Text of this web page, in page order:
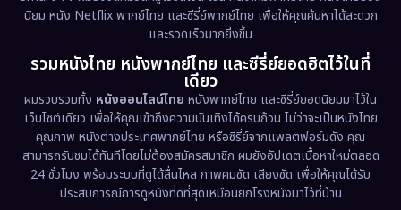
Erotic (36)
Family ครอบครัว (372)
Fantasy จินตนาการ (334)
Fiction (9)
Film (57)
นิยม หนัง Netflix พากย์ไทย และซีรี่ย์พากย์ไทย เพื่อให้คุณค้นหาได้สะดวก
และรวดเร็วมากยิ่งขึ้น
รวมหนังไทย หนังพากย์ไทย และซีรี่ย์ยอดฮิตไว้ในที่
เดียว
ผมรวบรวมทั้ง หนังออนไลน์ไทย หนังพากย์ไทย และซีรี่ย์ยอดนิยมมาไว้ใน
เว็บไซต์เดียว เพื่อให้คุณเข้าถึงความบันเทิงได้ครบถ้วน ไม่ว่าจะเป็นหนังไทย
คุณภาพ หนังต่างประเทศพากย์ไทย หรือซีรี่ย์จากแพลตฟอร์มดัง คุณ
สามารถรับชมได้ทันทีโดยไม่ต้องสมัครสมาชิก ผมยังอัปเดตเนื้อหาใหม่ตลอด
24 ชั่วโมง พร้อมระบบที่ดูได้ลื่นไหล ภาพคมชัด เสียงชัด เพื่อให้คุณได้รับ
ประสบการณ์การดูหนังที่ดีที่สุดเหมือนยกโรงหนังมาไว้ที่บ้าน